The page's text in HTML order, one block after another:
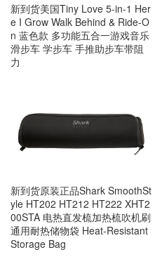
新到货美国Tiny Love 5-in-1 Her
e I Grow Walk Behind & Ride-O
n 蓝色款 多功能五合一游戏音乐
滑步车 学步车 手推助步车带阻
力
新到货原装正品Shark SmoothSt
yle HT202 HT212 HT222 XHT2
00STA 电热直发梳加热梳吹机刷
通用耐热储物袋 Heat-Resistant
Storage Bag